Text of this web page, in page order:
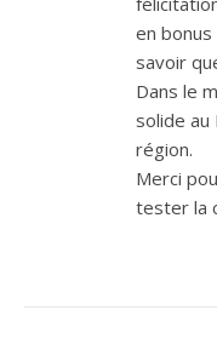
en
savoir
Dans le
solide au
région.
Merci
tester la